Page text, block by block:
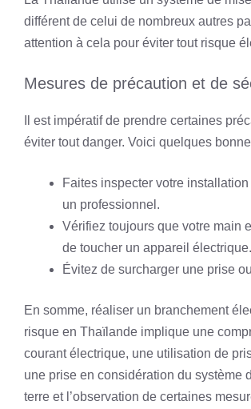
différent de celui de nombreux autres
attention à cela pour éviter tout risque
Mesures de précaution et de
Il est impératif de prendre certaines
éviter tout danger. Voici quelques
Faites inspecter votre
un professionnel.
Vérifiez toujours que votre main
de toucher un appareil électrique.
Évitez de surcharger une prise
En somme, réaliser un branchement
risque en Thaïlande implique une
courant électrique, une utilisation de
une prise en considération du système
terre et l’observation de certaines